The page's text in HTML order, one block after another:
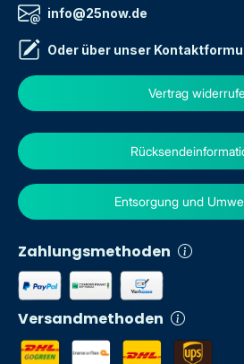
info@25now.de
Oder über unser
Vertrag
Zahlungsmethoden
Versandmethoden
Entsorgung und